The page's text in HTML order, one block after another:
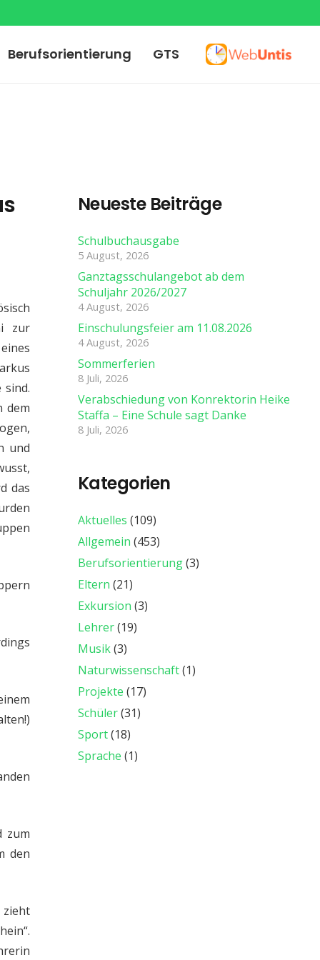
Berufsorientierung GTS
zur
dem
und
das
zum
den
zieht
Neueste Beiträge
Schulbuchausgabe
5 August, 2026
Ganztagsschulangebot ab dem
Schuljahr 2026/2027
4 August, 2026
Einschulungsfeier am 11.08.2026
4 August, 2026
Sommerferien
8 Juli, 2026
Verabschiedung von Konrektorin Heike
Staffa – Eine Schule sagt Danke
8 Juli, 2026
Kategorien
Aktuelles (109)
Allgemein (453)
Berufsorientierung(3)
Eltern (21)
Exkursion (3)
Lehrer(19)
Musik(3)
Naturwissenschaft(1)
Projekte (17)
Schüler(31)
Sport(18)
Sprache (1)